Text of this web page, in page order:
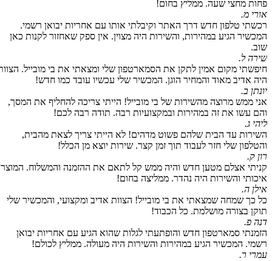
פחות מחצי שעה. ממליץ בחום!
אורי מ.
רכשתי טלפון חדש דרך האתר וקיבלתי אותו עם אחריות יבואן רשמי.
המכשיר הגיע במהירות, והשירות היה מצוין. אין ספק שאחזור לקנות כאן
שוב.
שירה ל.
חיפשתי מקום אמין לתקן את הסמארטפון שלי ומצאתי את בי מובייל. הצוות
היה אדיב מאוד והמחיר הוגן. המכשיר שלי עכשיו עובד כמו חדש!
יונתן ב.
אני ממש מרוצה מהשירות של בי מובייל! הייתי צריכה להחליף את המסך,
והם עשו את זה במהירות ובמקצועיות רבה. תודה רבה לכם!
ליהי ג.
השירות עד הבית שלהם פשוט מדהים! לא הייתי צריך לצאת מהבית,
והטלפון שלי חזר לעבוד תוך זמן קצר. שירות יוצא מן הכלל!
רון ק.
קניתי אצלם מטען חדש והיה ממש קל לתאם את ההזמנה והמשלוח. המוצר
איכותי והשירות היה נהדר. ממליצה בחום!
אילן ה.
כל כך שמחה שמצאתי את בי מובייל! הצוות אדיב ומקצועי, והמכשיר שלי
תוקן בצורה מושלמת. כל הכבוד!
דנה פ.
הזמנתי סמארטפון חדש והופתעתי לגלות שהוא הגיע עם אחריות יבואן
רשמי. המכשיר הגיע במהירות והשירות היה מעולה. ממליץ לכולם!
עמרי ר.